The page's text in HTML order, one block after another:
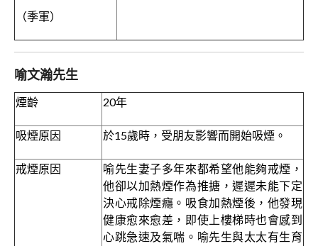
（季軍）
喻文瀚先生
煙齡 20年
吸煙原因 於15歲時，受朋友影響而開始吸煙。
戒煙原因
喻先生妻子多年來都希望他能夠戒煙，
他卻以加熱煙作為推搪，遲遲未能下定
決心戒除煙癮。吸食加熱煙後，他發現
健康愈來愈差，即使上樓梯時也會感到
心跳急速及氣喘。喻先生與太太有生育